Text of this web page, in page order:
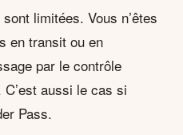
limitées. Vous n’êtes
en transit ou en
par le contrôle
aussi le cas si
Pass.